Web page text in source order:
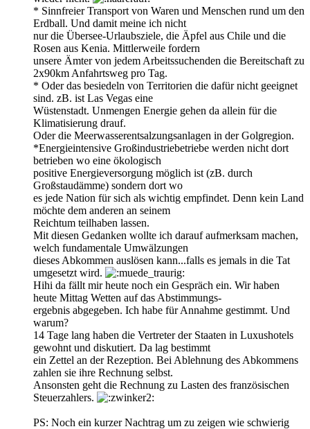
* Sinnfreier Transport von Waren und Menschen rund um den
Erdball. Und damit meine ich nicht
nur die Übersee-Urlaubsziele, die Äpfel aus Chile und die
Rosen aus Kenia. Mittlerweile fordern
unsere Ämter von jedem Arbeitssuchenden die Bereitschaft zu
2x90km Anfahrtsweg pro Tag.
* Oder das besiedeln von Territorien die dafür nicht geeignet
sind. zB. ist Las Vegas eine
Wüstenstadt. Unmengen Energie gehen da allein für die
Klimatisierung drauf.
Oder die Meerwasserentsalzungsanlagen in der Golgregion.
*Energieintensive Großindustriebetriebe werden nicht dort
betrieben wo eine ökologisch
positive Energieversorgung möglich ist (zB. durch
Großstaudämme) sondern dort wo
es jede Nation für sich als wichtig empfindet. Denn kein Land
möchte dem anderen an seinem
Reichtum teilhaben lassen.
Mit diesen Gedanken wollte ich darauf aufmerksam machen,
welch fundamentale Umwälzungen
dieses Abkommen auslösen kann...falls es jemals in die Tat
umgesetzt wird.
Hihi da fällt mir heute noch ein Gespräch ein. Wir haben
heute Mittag Wetten auf das Abstimmungs-
ergebnis abgegeben. Ich habe für Annahme gestimmt. Und
warum?
14 Tage lang haben die Vertreter der Staaten in Luxushotels
gewohnt und diskutiert. Da lag bestimmt
ein Zettel an der Rezeption. Bei Ablehnung des Abkommens
zahlen sie ihre Rechnung selbst.
Ansonsten geht die Rechnung zu Lasten des französischen
Steuerzahlers.
PS: Noch ein kurzer Nachtrag um zu zeigen wie schwierig